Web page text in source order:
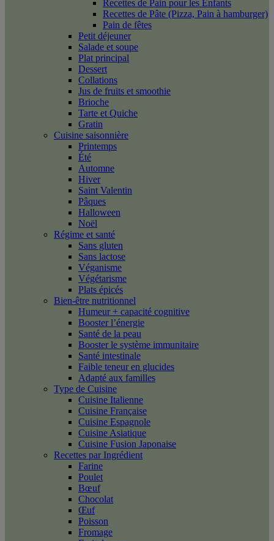
Recettes de Pain pour les Enfants
Recettes de Pâte (Pizza, Pain à hamburger)
Pain de fêtes
Petit déjeuner
Salade et soupe
Plat principal
Dessert
Collations
Jus de fruits et smoothie
Brioche
Tarte et Quiche
Gratin
Cuisine saisonnière
Printemps
Été
Automne
Hiver
Saint Valentin
Pâques
Halloween
Noël
Régime et santé
Sans gluten
Sans lactose
Véganisme
Végétarisme
Plats épicés
Bien-être nutritionnel
Humeur + capacité cognitive
Booster l’énergie
Santé de la peau
Booster le système immunitaire
Santé intestinale
Faible teneur en glucides
Adapté aux familles
Type de Cuisine
Cuisine Italienne
Cuisine Française
Cuisine Espagnole
Cuisine Asiatique
Cuisine Fusion Japonaise
Recettes par Ingrédient
Farine
Poulet
Bœuf
Chocolat
Œuf
Poisson
Fromage